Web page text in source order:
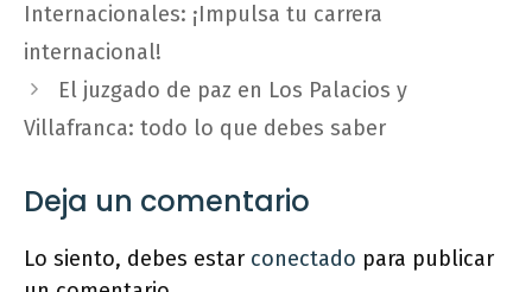
Internacionales: ¡Impulsa tu carrera
internacional!
El juzgado de paz en Los Palacios y
Villafranca: todo lo que debes saber
Deja un comentario
Lo siento, debes estar conectado para publicar